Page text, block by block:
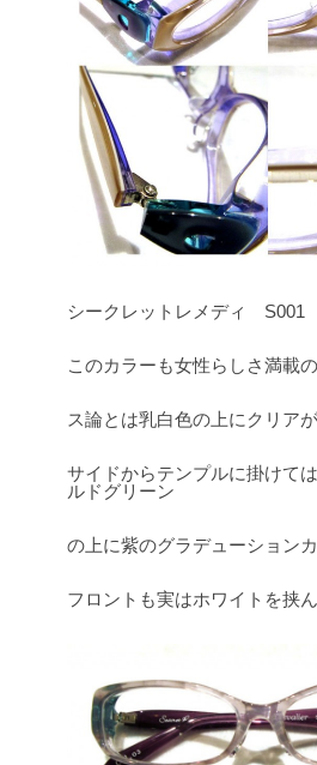
シークレットレメディ
このカラーも女性らしさ満載
ス論とは乳白色の上にクリア
サイドからテンプルに掛けて
ルドグリーン
の上に紫のグラデューション
フロントも実はホワイトを挟